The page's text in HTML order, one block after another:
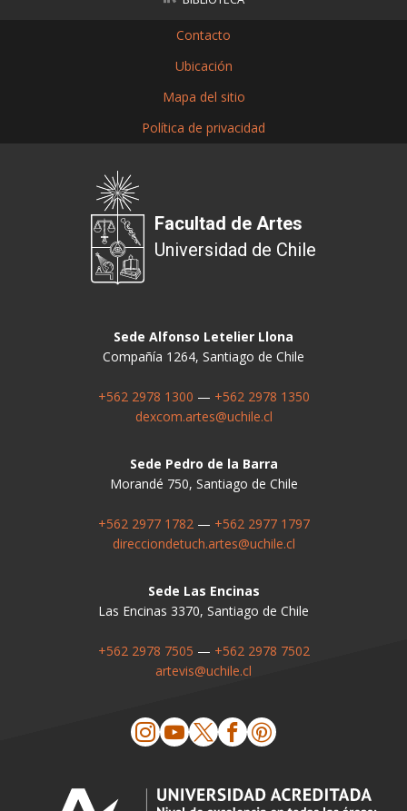
Contacto
Ubicación
Mapa del sitio
Política de privacidad
Facultad de Artes
Universidad de Chile
Sede Alfonso Letelier Llona
Compañía 1264, Santiago de Chile
+562 2978 1300 — +562 2978 1350
dexcom.artes@uchile.cl
Sede Pedro de la Barra
Morandé 750, Santiago de Chile
+562 2977 1782— +562 2977 1797
direcciondetuch.artes@uchile.cl
Sede Las Encinas
Las Encinas 3370, Santiago de Chile
+562 2978 7505 — +562 2978 7502
artevis@uchile.cl